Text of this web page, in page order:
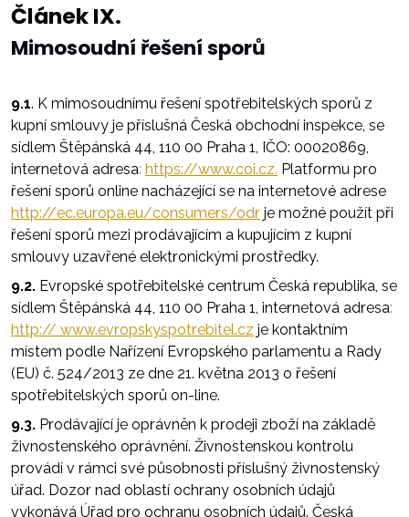
Článek IX.
Mimosoudní řešení sporů
9.1. K mimosoudnímu řešení spotřebitelských sporů z
kupní smlouvy je příslušná Česká obchodní inspekce, se
sídlem Štěpánská 44, 110 00 Praha 1, IČO: 00020869,
internetová adresa: https://www.coi.cz. Platformu pro
řešení sporů online nacházející se na internetové adrese
http://ec.europa.eu/consumers/odr je možné použít při
řešení sporů mezi prodávajícím a kupujícím z kupní
smlouvy uzavřené elektronickými prostředky.
9.2. Evropské spotřebitelské centrum Česká republika, se
sídlem Štěpánská 44, 110 00 Praha 1, internetová adresa:
http:// www.evropskyspotrebitel.cz je kontaktním
místem podle Nařízení Evropského parlamentu a Rady
(EU) č. 524/2013 ze dne 21. května 2013 o řešení
spotřebitelských sporů on-line.
9.3. Prodávající je oprávněn k prodeji zboží na základě
živnostenského oprávnění. Živnostenskou kontrolu
provádí v rámci své působnosti příslušný živnostenský
úřad. Dozor nad oblastí ochrany osobních údajů
vykonává Úřad pro ochranu osobních údajů. Česká